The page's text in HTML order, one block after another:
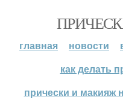
главная новости
как делать
прически и макияж